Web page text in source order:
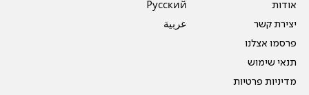
אודות
יצירת קשר
פרסמו אצלנו
תנאי שימוש
מדיניות פרטיות
Pусский
عربية